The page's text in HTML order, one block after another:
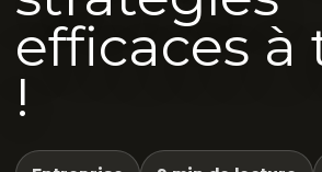
efficaces à
!